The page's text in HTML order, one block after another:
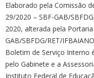
Elaborado pela Comissão
29/2020 – SBF-GAB/
2020, alterada pela
GAB/SBFDG/RET/
Boletim de Serviço Interno
pelo Gabinete e a
Instituto Federal de